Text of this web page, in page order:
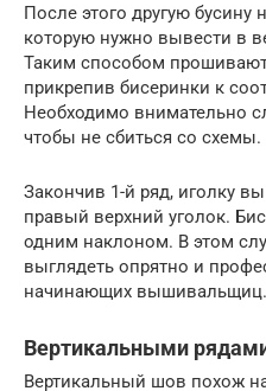
После этого другую бусину
которую нужно вывести в
Таким способом
прикрепив бисеринки к
Необходимо внимательно
чтобы не сбиться со схемы.
Закончив 1-й ряд, иголку
правый верхний уголок.
одним наклоном. В этом
выглядеть опрятно и
начинающих вышивальщиц.
Вертикальными
Вертикальный шов похож